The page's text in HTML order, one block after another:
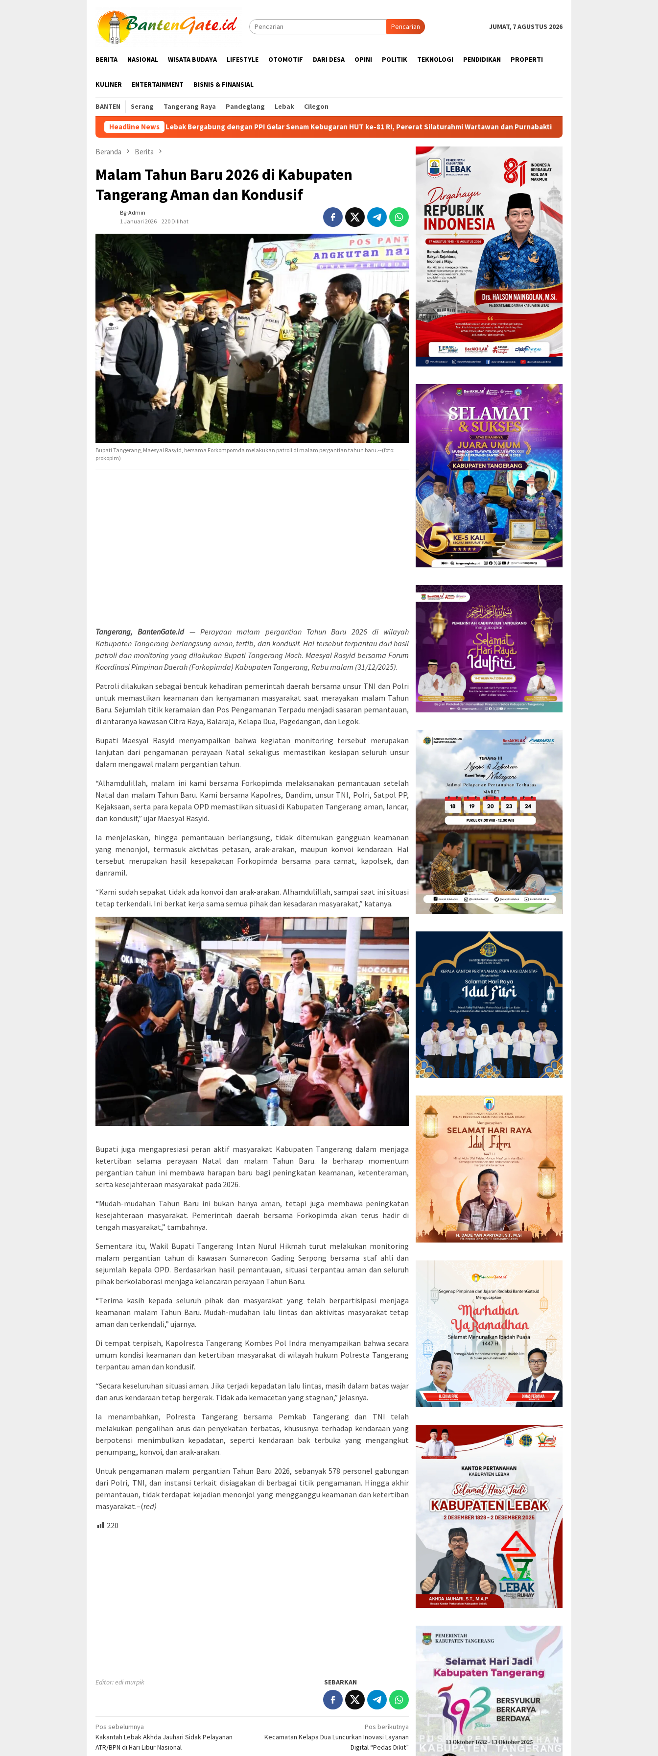
konten
Pencarian JUMAT, 7 AGUSTUS 2026
BERITA NASIONAL WISATA BUDAYA LIFESTYLE OTOMOTIF DARI DESA OPINI POLITIK TEKNOLOGI PENDIDIKAN PROPERTI
KULINER ENTERTAINMENT BISNIS & FINANSIAL
BANTEN Serang Tangerang Raya Pandeglang Lebak Cilegon
Headline News
KWRI Lebak Bergabung dengan PPI Gelar Senam Kebugaran HUT ke-81 RI, Pererat Silaturahmi Wartawan dan Purnabakti Ratusan Purna Bhakti dan Warga Siap
Beranda Berita
Malam Tahun Baru 2026 di Kabupaten
Tangerang Aman dan Kondusif
Bg-Admin
1 Januari 2026
220 Dilihat
Bupati Tangerang, Maesyal Rasyid, bersama Forkompomda melakukan patroli di malam pergantian tahun baru.--(foto:
prokopim)
Tangerang, BantenGate.id— Perayaan malam pergantian Tahun Baru 2026 di wilayah
Kabupaten Tangerang berlangsung aman, tertib, dan kondusif. Hal tersebut terpantau dari hasil
patroli dan monitoring yang dilakukan Bupati Tangerang Moch. Maesyal Rasyid bersama Forum
Koordinasi Pimpinan Daerah (Forkopimda) Kabupaten Tangerang, Rabu malam (31/12/2025).
Patroli dilakukan sebagai bentuk kehadiran pemerintah daerah bersama unsur TNI dan Polri
untuk memastikan keamanan dan kenyamanan masyarakat saat merayakan malam Tahun
Baru. Sejumlah titik keramaian dan Pos Pengamanan Terpadu menjadi sasaran pemantauan,
di antaranya kawasan Citra Raya, Balaraja, Kelapa Dua, Pagedangan, dan Legok.
Bupati Maesyal Rasyid menyampaikan bahwa kegiatan monitoring tersebut merupakan
lanjutan dari pengamanan perayaan Natal sekaligus memastikan kesiapan seluruh unsur
dalam mengawal malam pergantian tahun.
“Alhamdulillah, malam ini kami bersama Forkopimda melaksanakan pemantauan setelah
Natal dan malam Tahun Baru. Kami bersama Kapolres, Dandim, unsur TNI, Polri, Satpol PP,
Kejaksaan, serta para kepala OPD memastikan situasi di Kabupaten Tangerang aman, lancar,
dan kondusif,” ujar Maesyal Rasyid.
Ia menjelaskan, hingga pemantauan berlangsung, tidak ditemukan gangguan keamanan
yang menonjol, termasuk aktivitas petasan, arak-arakan, maupun konvoi kendaraan. Hal
tersebut merupakan hasil kesepakatan Forkopimda bersama para camat, kapolsek, dan
danramil.
“Kami sudah sepakat tidak ada konvoi dan arak-arakan. Alhamdulillah, sampai saat ini situasi
tetap terkendali. Ini berkat kerja sama semua pihak dan kesadaran masyarakat,” katanya.
Bupati juga mengapresiasi peran aktif masyarakat Kabupaten Tangerang dalam menjaga
ketertiban selama perayaan Natal dan malam Tahun Baru. Ia berharap momentum
pergantian tahun ini membawa harapan baru bagi peningkatan keamanan, ketenteraman,
serta kesejahteraan masyarakat pada 2026.
“Mudah-mudahan Tahun Baru ini bukan hanya aman, tetapi juga membawa peningkatan
kesejahteraan masyarakat. Pemerintah daerah bersama Forkopimda akan terus hadir di
tengah masyarakat,” tambahnya.
Sementara itu, Wakil Bupati Tangerang Intan Nurul Hikmah turut melakukan monitoring
malam pergantian tahun di kawasan Sumarecon Gading Serpong bersama staf ahli dan
sejumlah kepala OPD. Berdasarkan hasil pemantauan, situasi terpantau aman dan seluruh
pihak berkolaborasi menjaga kelancaran perayaan Tahun Baru.
“Terima kasih kepada seluruh pihak dan masyarakat yang telah berpartisipasi menjaga
keamanan malam Tahun Baru. Mudah-mudahan lalu lintas dan aktivitas masyarakat tetap
aman dan terkendali,” ujarnya.
Di tempat terpisah, Kapolresta Tangerang Kombes Pol Indra menyampaikan bahwa secara
umum kondisi keamanan dan ketertiban masyarakat di wilayah hukum Polresta Tangerang
terpantau aman dan kondusif.
“Secara keseluruhan situasi aman. Jika terjadi kepadatan lalu lintas, masih dalam batas wajar
dan arus kendaraan tetap bergerak. Tidak ada kemacetan yang stagnan,” jelasnya.
Ia menambahkan, Polresta Tangerang bersama Pemkab Tangerang dan TNI telah
melakukan pengalihan arus dan penyekatan terbatas, khususnya terhadap kendaraan yang
berpotensi menimbulkan kepadatan, seperti kendaraan bak terbuka yang mengangkut
penumpang, konvoi, dan arak-arakan.
Untuk pengamanan malam pergantian Tahun Baru 2026, sebanyak 578 personel gabungan
dari Polri, TNI, dan instansi terkait disiagakan di berbagai titik pengamanan. Hingga akhir
pemantauan, tidak terdapat kejadian menonjol yang mengganggu keamanan dan ketertiban
masyarakat.–(red)
220
Editor: edi murpik SEBARKAN
Navigasi
pos
Pos sebelumnya
Kakantah Lebak Akhda Jauhari Sidak Pelayanan
ATR/BPN di Hari Libur Nasional
Pos berikutnya
Kecamatan Kelapa Dua Luncurkan Inovasi Layanan
Digital “Pedas Dikit”